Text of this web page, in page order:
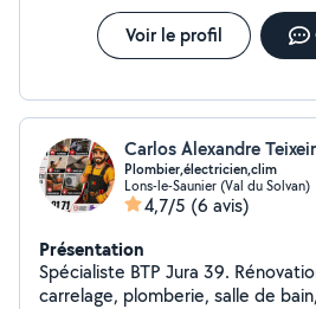
Voir le profil
Plombier,électricien,clim
Lons-le-Saunier (Val du Solvan)
4,7/5 (6 avis)
Présentation
Spécialiste BTP Jura 39.
carrelage, plomberie, salle de